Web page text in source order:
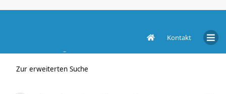
Kontakt
Zur erweiterten Suche